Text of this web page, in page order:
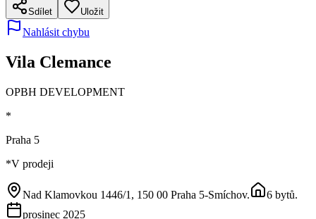
Sdílet Uložit
Nahlásit chybu
Vila Clemance
OPBH DEVELOPMENT
*
Praha 5
*V prodeji
Nad Klamovkou 1446/1, 150 00 Praha 5-Smíchov. 6 bytů.
prosinec 2025